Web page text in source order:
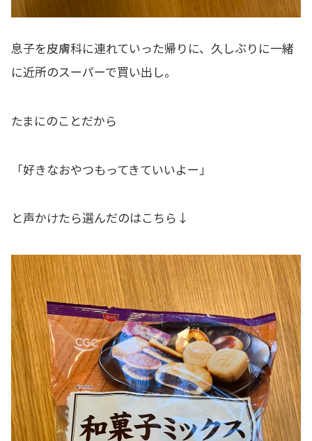
息子を皮膚科に連れていった帰りに、久しぶりに一緒
に近所のスーパーで買い出し。
たまにのことだから
「好きなおやつもってきていいよー」
と声かけたら選んだのはこちら↓